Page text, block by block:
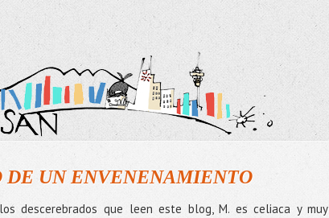
UN ENVENENAMIENTO
descerebrados que leen este blog, M. es celiaca y muy